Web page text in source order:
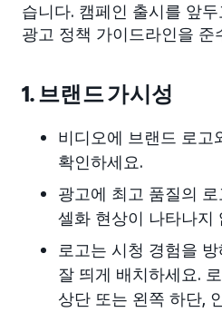
습니다. 캠페인 출시를 앞
광고 정책 가이드라인을 준
1. 브랜드 가시성
비디오에 브랜드 로고
확인하세요.
광고에 최고 품질의
셀화 현상이 나타나지
로고는 시청 경험을
잘 띄게 배치하세요.
상단 또는 왼쪽 하단,